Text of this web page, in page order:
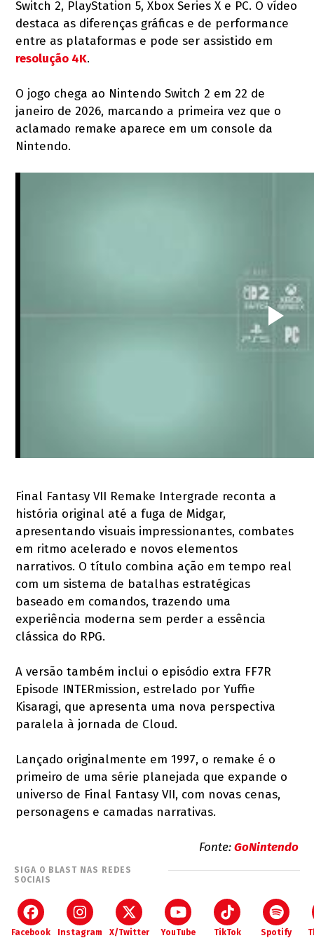
Switch 2, PlayStation 5, Xbox Series X e PC. O vídeo
destaca as diferenças gráficas e de performance
entre as plataformas e pode ser assistido em
resolução 4K.
O jogo chega ao Nintendo Switch 2 em 22 de
janeiro de 2026, marcando a primeira vez que o
aclamado remake aparece em um console da
Nintendo.
Final Fantasy VII Remake Intergrade reconta a
história original até a fuga de Midgar,
apresentando visuais impressionantes, combates
em ritmo acelerado e novos elementos
narrativos. O título combina ação em tempo real
com um sistema de batalhas estratégicas
baseado em comandos, trazendo uma
experiência moderna sem perder a essência
clássica do RPG.
A versão também inclui o episódio extra FF7R
Episode INTERmission, estrelado por Yuffie
Kisaragi, que apresenta uma nova perspectiva
paralela à jornada de Cloud.
Lançado originalmente em 1997, o remake é o
primeiro de uma série planejada que expande o
universo de Final Fantasy VII, com novas cenas,
personagens e camadas narrativas.
Fonte:GoNintendo
SIGA O BLAST NAS REDES
SOCIAIS
Facebook Instagram X/Twitter YouTube TikTok Spotify